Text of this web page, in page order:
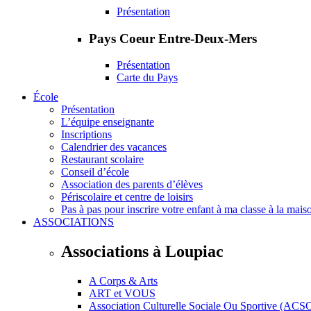
Présentation
Pays Coeur Entre-Deux-Mers
Présentation
Carte du Pays
École
Présentation
L’équipe enseignante
Inscriptions
Calendrier des vacances
Restaurant scolaire
Conseil d’école
Association des parents d’élèves
Périscolaire et centre de loisirs
Pas à pas pour inscrire votre enfant à ma classe à la
ASSOCIATIONS
Associations à Loupiac
A Corps & Arts
ART et VOUS
Association Culturelle Sociale Ou Sportive